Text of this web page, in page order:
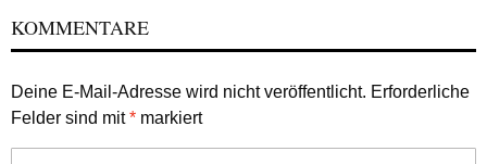
KOMMENTARE
Deine E-Mail-Adresse wird nicht veröffentlicht. Erforderliche
Felder sind mit* markiert